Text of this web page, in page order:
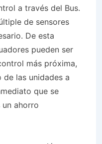
a través del Bus.
de sensores
De esta
pueden ser
más próxima,
las unidades a
que se
ahorro